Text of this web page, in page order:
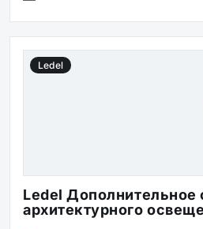
Ledel
Ledel Дополнительное
архитектурного